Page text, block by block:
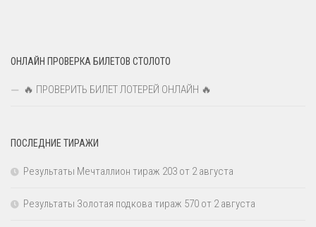
ОНЛАЙН ПРОВЕРКА БИЛЕТОВ СТОЛОТО
🔥 ПРОВЕРИТЬ БИЛЕТ ЛОТЕРЕЙ ОНЛАЙН 🔥
ПОСЛЕДНИЕ ТИРАЖИ
Результаты Мечталлион тираж 203 от 2 августа
Результаты Золотая подкова тираж 570 от 2 августа